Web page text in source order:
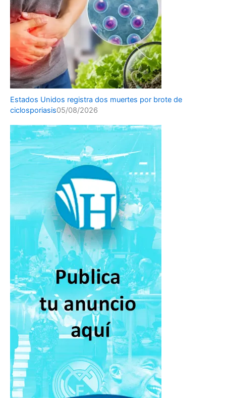
Estados Unidos registra dos muertes por brote de
ciclosporiasis05/08/2026